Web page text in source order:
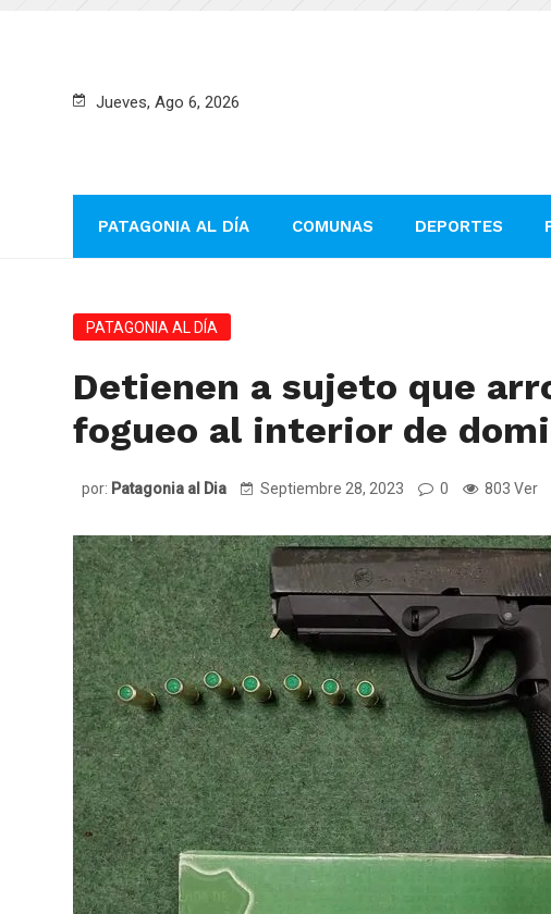
Jueves, Ago 6, 2026
PATAGONIA AL DÍA COMUNAS DEPORTES
PATAGONIA AL DÍA
Detienen a sujeto que
fogueo al interior de
por: Patagonia al Dia Septiembre 28, 2023 0 803 Ver